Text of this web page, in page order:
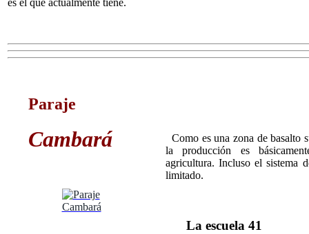
es el que actualmente tiene.
Paraje
Cambará
Como es una zona de basalto
la producción es
agricultura. Incluso el sistema
limitado.
La escuela 41